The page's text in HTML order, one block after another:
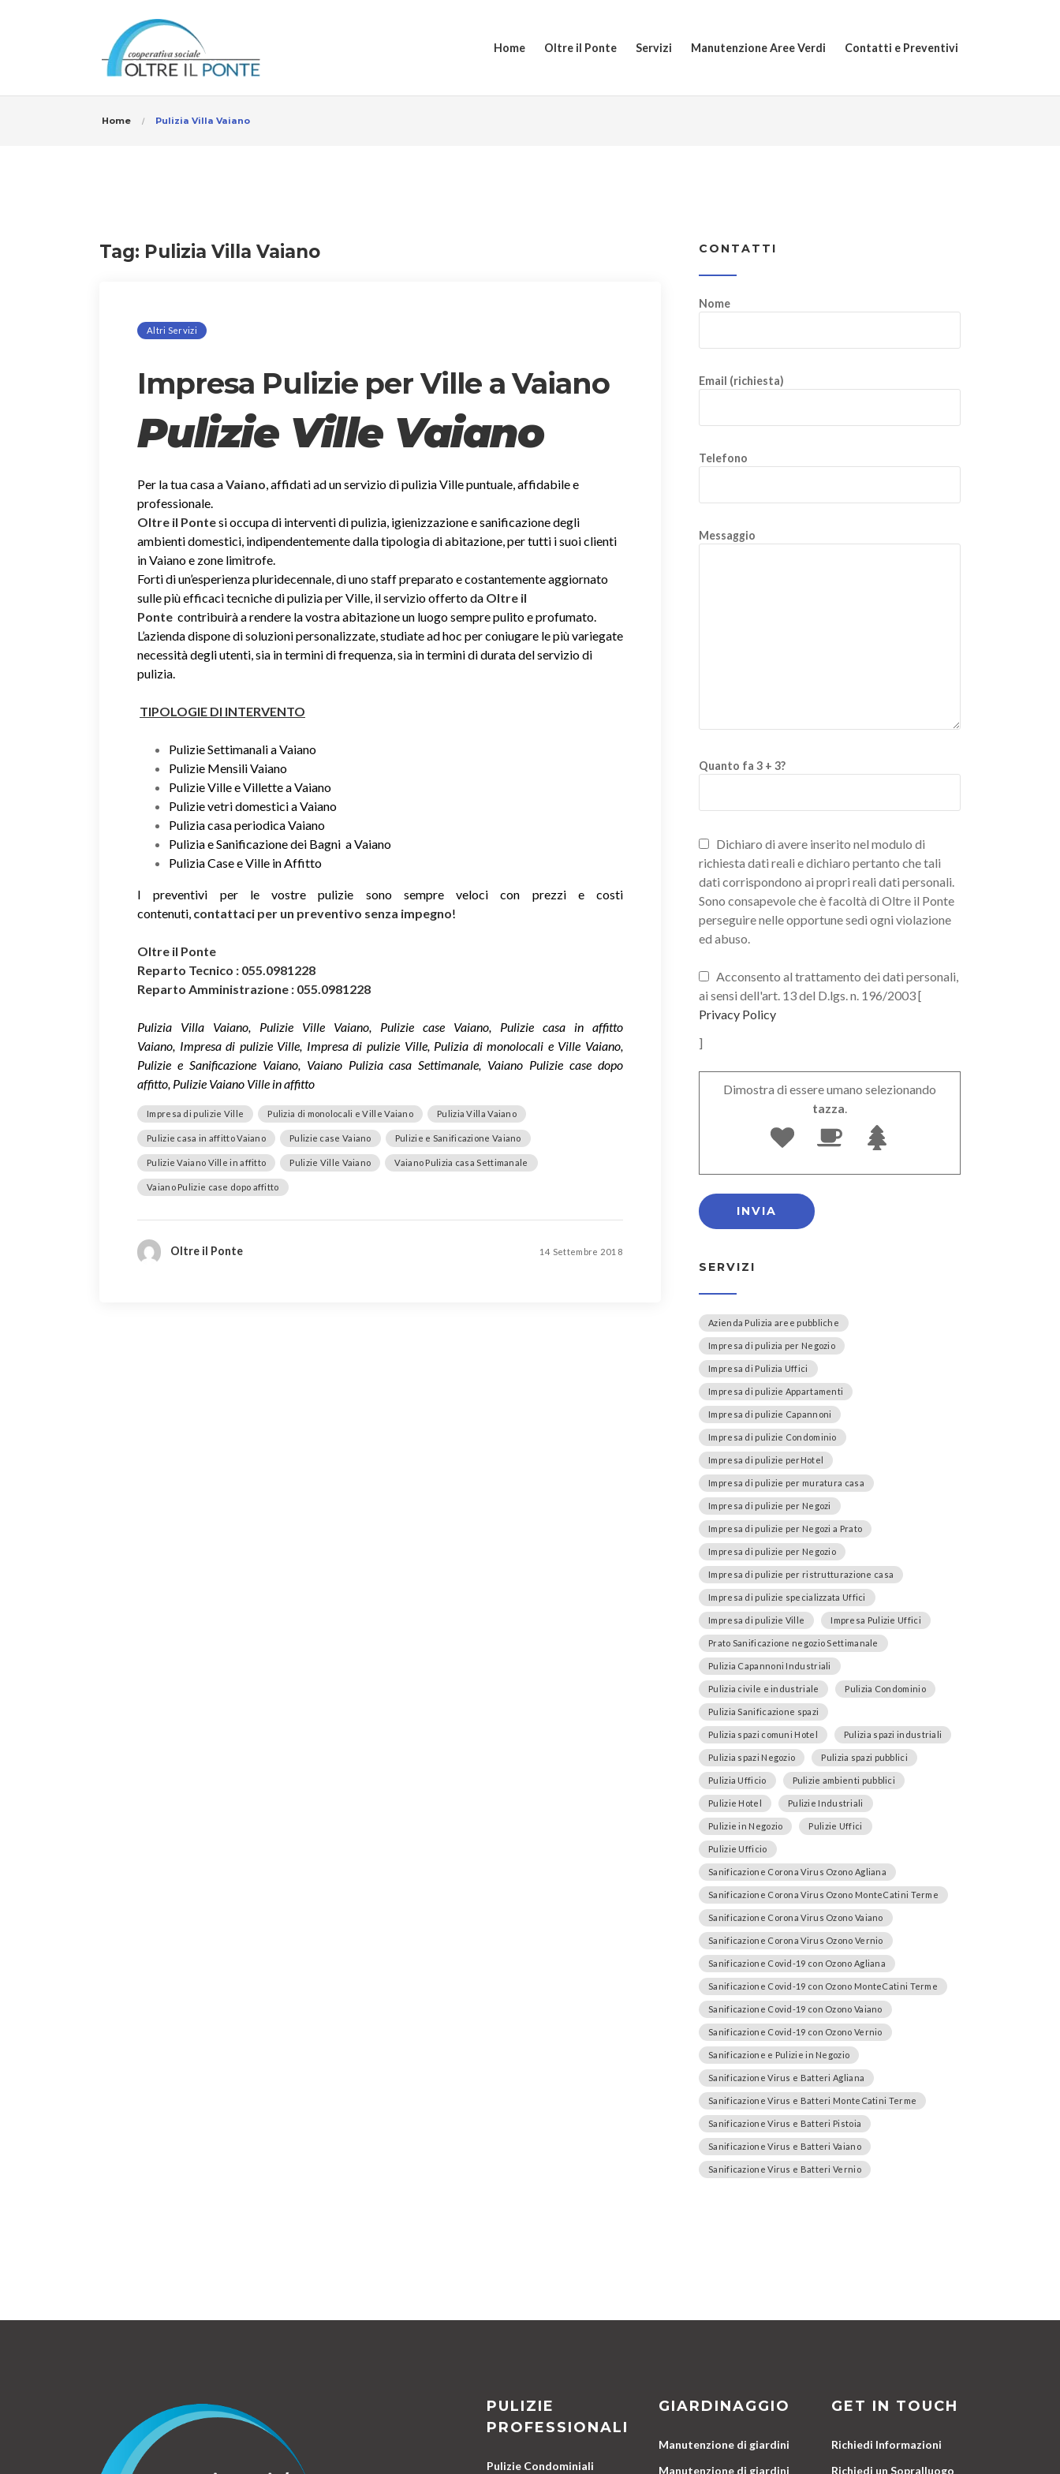
Home Oltre il Ponte Servizi Manutenzione Aree Verdi Contatti e Preventivi
Home Pulizia Villa Vaiano
Tag: Pulizia Villa Vaiano
Altri Servizi
Impresa Pulizie per Ville a Vaiano
Pulizie Ville Vaiano
Per la tua casa aVaiano, affidati ad un servizio di pulizia Ville puntuale, affidabile e
professionale.
Oltre il Pontesi occupa di interventi di pulizia, igienizzazione e sanificazione degli
ambienti domestici, indipendentemente dalla tipologia di abitazione, per tutti i suoi clienti
in Vaiano e zone limitrofe.
Forti di un’esperienza pluridecennale, di uno staff preparato e costantemente aggiornato
sulle più efficaci tecniche di pulizia per Ville, il servizio offerto da Oltre il
Ponte contribuirà a rendere la vostra abitazione un luogo sempre pulito e profumato.
L’azienda dispone di soluzioni personalizzate, studiate ad hoc per coniugare le più variegate
necessità degli utenti, sia in termini di frequenza, sia in termini di durata del servizio di
pulizia.
TIPOLOGIE DI INTERVENTO
Pulizie Settimanali a Vaiano
Pulizie Mensili Vaiano
Pulizie Ville e Villette a Vaiano
Pulizie vetri domestici a Vaiano
Pulizia casa periodica Vaiano
Pulizia e Sanificazione dei Bagni a Vaiano
Pulizia Case e Ville in Affitto
I preventivi per le vostre pulizie sono sempre veloci con prezzi e costi
contenuti, contattaci per un preventivo senza impegno!
Oltre il Ponte
Reparto Tecnico : 055.0981228
Reparto Amministrazione : 055.0981228
Pulizia Villa Vaiano, Pulizie Ville Vaiano, Pulizie case Vaiano, Pulizie casa in affitto
Vaiano, Impresa di pulizie Ville, Impresa di pulizie Ville, Pulizia di monolocali e Ville Vaiano,
Pulizie e Sanificazione Vaiano, Vaiano Pulizia casa Settimanale, Vaiano Pulizie case dopo
affitto, Pulizie Vaiano Ville in affitto
Impresa di pulizie Ville Pulizia di monolocali e Ville Vaiano Pulizia Villa Vaiano
Pulizie casa in affitto Vaiano Pulizie case Vaiano Pulizie e Sanificazione Vaiano
Pulizie Vaiano Ville in affitto Pulizie Ville Vaiano Vaiano Pulizia casa Settimanale
Vaiano Pulizie case dopo affitto
Oltre il Ponte 14 Settembre 2018
CONTATTI
Nome
Email (richiesta)
Telefono
Messaggio
Quanto fa 3 + 3?
Dichiaro di avere inserito nel modulo di
richiesta dati reali e dichiaro pertanto che tali
dati corrispondono ai propri reali dati personali.
Sono consapevole che è facoltà di Oltre il Ponte
perseguire nelle opportune sedi ogni violazione
ed abuso.
Acconsento al trattamento dei dati personali,
ai sensi dell'art. 13 del D.lgs. n. 196/2003 [
Privacy Policy
]
Dimostra di essere umano selezionando
tazza.
SERVIZI
Azienda Pulizia aree pubbliche
Impresa di pulizia per Negozio
Impresa di Pulizia Uffici
Impresa di pulizie Appartamenti
Impresa di pulizie Capannoni
Impresa di pulizie Condominio
Impresa di pulizie perHotel
Impresa di pulizie per muratura casa
Impresa di pulizie per Negozi
Impresa di pulizie per Negozi a Prato
Impresa di pulizie per Negozio
Impresa di pulizie per ristrutturazione casa
Impresa di pulizie specializzata Uffici
Impresa di pulizie Ville Impresa Pulizie Uffici
Prato Sanificazione negozio Settimanale
Pulizia Capannoni Industriali
Pulizia civile e industriale Pulizia Condominio
Pulizia Sanificazione spazi
Pulizia spazi comuni Hotel Pulizia spazi industriali
Pulizia spazi Negozio Pulizia spazi pubblici
Pulizia Ufficio Pulizie ambienti pubblici
Pulizie Hotel Pulizie Industriali
Pulizie in Negozio Pulizie Uffici
Pulizie Ufficio
Sanificazione Corona Virus Ozono Agliana
Sanificazione Corona Virus Ozono MonteCatini Terme
Sanificazione Corona Virus Ozono Vaiano
Sanificazione Corona Virus Ozono Vernio
Sanificazione Covid-19 con Ozono Agliana
Sanificazione Covid-19 con Ozono MonteCatini Terme
Sanificazione Covid-19 con Ozono Vaiano
Sanificazione Covid-19 con Ozono Vernio
Sanificazione e Pulizie in Negozio
Sanificazione Virus e Batteri Agliana
Sanificazione Virus e Batteri MonteCatini Terme
Sanificazione Virus e Batteri Pistoia
Sanificazione Virus e Batteri Vaiano
Sanificazione Virus e Batteri Vernio
PULIZIE
PROFESSIONALI
Pulizie Condominiali
GIARDINAGGIO
Manutenzione di giardini
Manutenzione di giardini
GET IN TOUCH
Richiedi Informazioni
Richiedi un Sopralluogo